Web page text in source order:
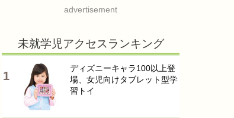
advertisement
未就学児アクセスランキング
ディズニーキャラ100以上登
場、女児向けタブレット型学
習トイ